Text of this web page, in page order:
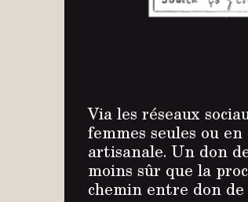
Via les réseaux
femmes seules ou
artisanale. Un don
moins sûr que la
chemin entre don